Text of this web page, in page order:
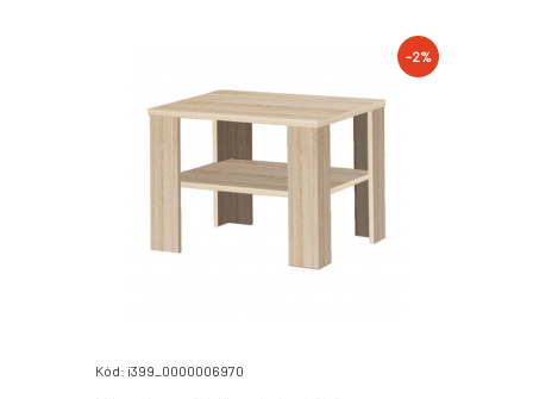
-2%
Kód: i399_0000006970